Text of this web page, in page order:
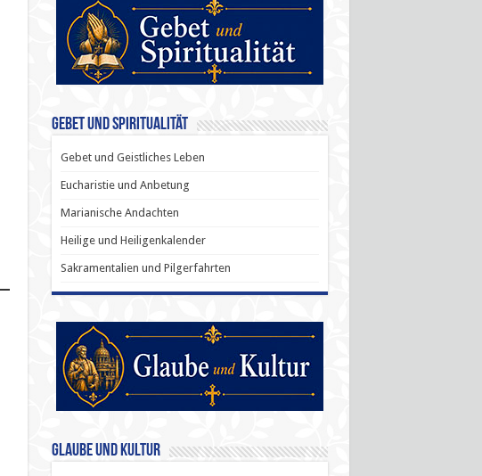
Gebet und Spiritualität
Gebet und Geistliches Leben
Eucharistie und Anbetung
Marianische Andachten
Heilige und Heiligenkalender
Sakramentalien und Pilgerfahrten
Glaube und Kultur